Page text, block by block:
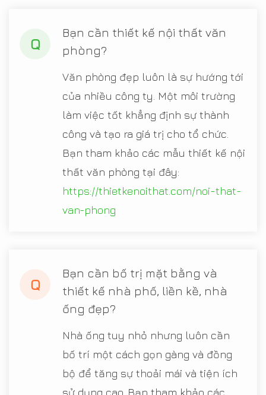
Q
Bạn cần thiết kế nội thất văn
phòng?
Văn phòng đẹp luôn là sự hướng tới
của nhiều công ty. Một môi trường
làm việc tốt khẳng định sự thành
công và tạo ra giá trị cho tổ chức.
Bạn tham khảo các mẫu thiết kế nội
thất văn phòng tại đây:
https://thietkenoithat.com/noi-that-
van-phong
Q
Bạn cần bố trị mặt bằng và
thiết kế nhà phố, liền kề, nhà
ống đẹp?
Nhà ống tuy nhỏ nhưng luôn cần
bố trí một cách gọn gàng và đồng
bộ để tăng sự thoải mái và tiện ích
sử dụng cao. Bạn tham khảo các